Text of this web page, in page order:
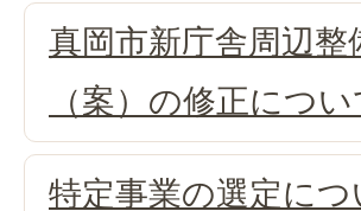
真岡市新庁舎周辺
（案）の修正につい
特定事業の選定につ